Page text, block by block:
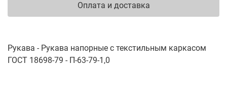
Оплата и доставка
Рукава - Рукава напорные с текстильным каркасом
ГОСТ 18698-79 - П-63-79-1,0